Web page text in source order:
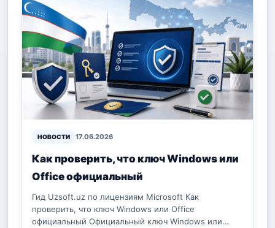
НОВОСТИ 17.06.2026
Как проверить, что ключ Windows или
Office официальный
Гид Uzsoft.uz по лицензиям Microsoft Как
проверить, что ключ Windows или Office
официальный Официальный ключ Windows или…